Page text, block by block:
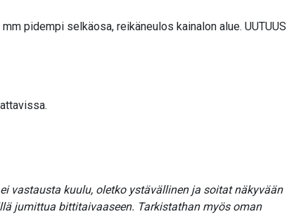
pidempi selkäosa, reikäneulos kainalon alue. UUTUUS
vastausta kuulu, oletko ystävällinen ja soitat näkyvään
jumittua bittitaivaaseen. Tarkistathan myös oman